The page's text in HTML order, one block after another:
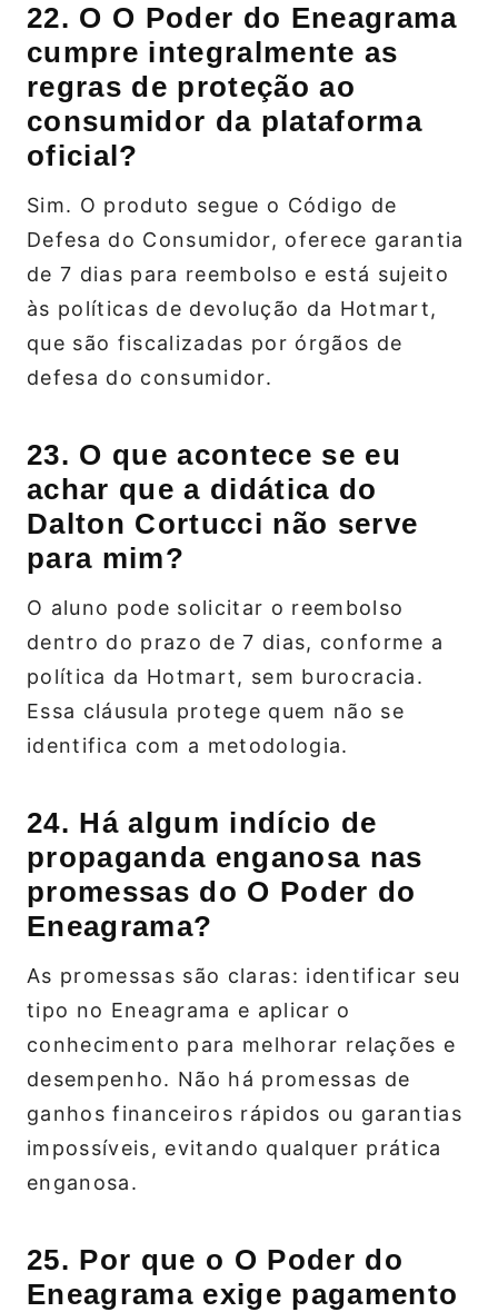
22. O O Poder do Eneagrama
cumpre integralmente as
regras de proteção ao
consumidor da plataforma
oficial?
Sim. O produto segue o Código de
Defesa do Consumidor, oferece garantia
de 7 dias para reembolso e está sujeito
às políticas de devolução da Hotmart,
que são fiscalizadas por órgãos de
defesa do consumidor.
23. O que acontece se eu
achar que a didática do
Dalton Cortucci não serve
para mim?
O aluno pode solicitar o reembolso
dentro do prazo de 7 dias, conforme a
política da Hotmart, sem burocracia.
Essa cláusula protege quem não se
identifica com a metodologia.
24. Há algum indício de
propaganda enganosa nas
promessas do O Poder do
Eneagrama?
As promessas são claras: identificar seu
tipo no Eneagrama e aplicar o
conhecimento para melhorar relações e
desempenho. Não há promessas de
ganhos financeiros rápidos ou garantias
impossíveis, evitando qualquer prática
enganosa.
25. Por que o O Poder do
Eneagrama exige pagamento